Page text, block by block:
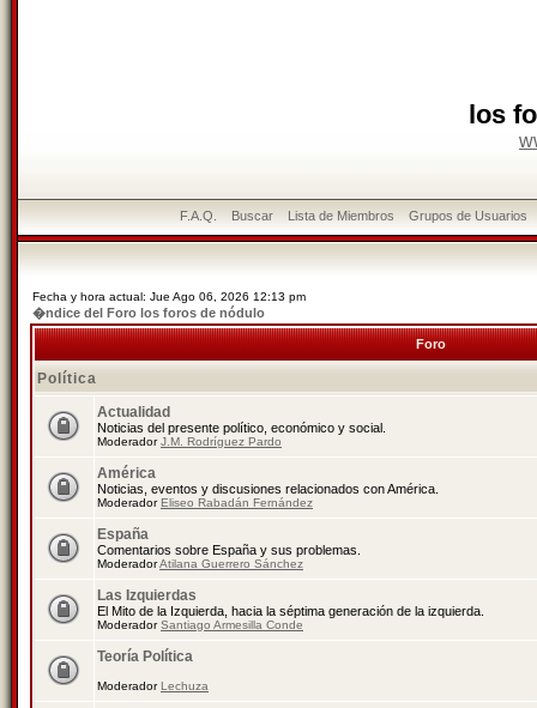
los
F.A.Q. Buscar Lista de Miembros Grupos de Usuarios
Fecha y hora actual: Jue Ago 06, 2026 12:13 pm
�ndice del Foro los foros de nódulo
Foro
Política
Actualidad
Noticias del presente político, económico y social.
ModeradorJ.M. Rodríguez Pardo
América
Noticias, eventos y discusiones relacionados con América.
ModeradorEliseo Rabadán Fernández
España
Comentarios sobre España y sus problemas.
ModeradorAtilana Guerrero Sánchez
Las Izquierdas
El Mito de la Izquierda, hacia la séptima generación de la izquierda.
ModeradorSantiago Armesilla Conde
Teoría Política
ModeradorLechuza